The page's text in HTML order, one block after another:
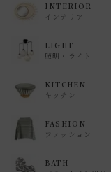
INTERIOR
インテリア
LIGHT
照明・ライト
KITCHEN
キッチン
FASHION
ファッション
BATH